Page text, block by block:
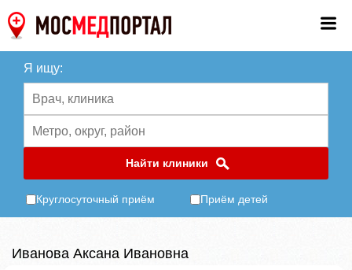
Я ищу:
Найти клиники
Круглосуточный приём Приём детей
Иванова Аксана Ивановна